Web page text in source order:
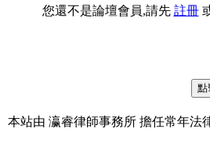
您還不是論壇會員,請先 註冊
本站由 瀛睿律師事務所 擔任常年法